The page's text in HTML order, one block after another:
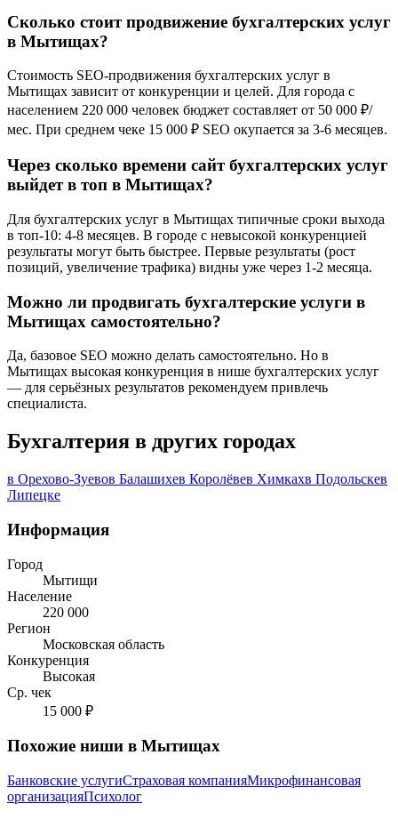
Сколько стоит продвижение бухгалтерских услуг
в Мытищах?
Стоимость SEO-продвижения бухгалтерских услуг в
Мытищах зависит от конкуренции и целей. Для города с
населением 220 000 человек бюджет составляет от 50 000 ₽/
мес. При среднем чеке 15 000 ₽ SEO окупается за 3-6 месяцев.
Через сколько времени сайт бухгалтерских услуг
выйдет в топ в Мытищах?
Для бухгалтерских услуг в Мытищах типичные сроки выхода
в топ-10: 4-8 месяцев. В городе с невысокой конкуренцией
результаты могут быть быстрее. Первые результаты (рост
позиций, увеличение трафика) видны уже через 1-2 месяца.
Можно ли продвигать бухгалтерские услуги в
Мытищах самостоятельно?
Да, базовое SEO можно делать самостоятельно. Но в
Мытищах высокая конкуренция в нише бухгалтерских услуг
— для серьёзных результатов рекомендуем привлечь
специалиста.
Бухгалтерия в других городах
в Орехово-Зуевов Балашихев Королёвев Химкахв Подольскев
Липецке
Информация
Город
Мытищи
Население
220 000
Регион
Московская область
Конкуренция
Высокая
Ср. чек
15 000 ₽
Похожие ниши в Мытищах
Банковские услугиСтраховая компанияМикрофинансовая
организацияПсихолог